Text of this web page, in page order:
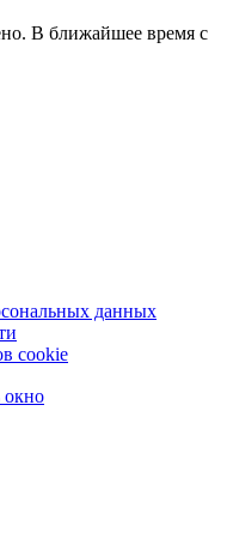
В ближайшее время с
данных
cookie
окно